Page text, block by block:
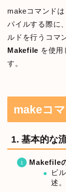
makeコマンド
パイルする際に
ルドを行うコマ
Makefile を使用
す。
makeコ
1. 基本的な
Makefile
ビ
述。